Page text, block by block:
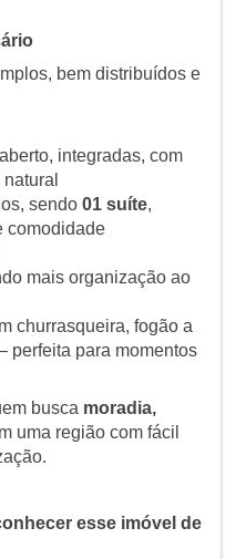
bem distribuídos e
integradas, com
sendo 01 suíte,
comodidade
mais organização ao
churrasqueira, fogão a
perfeita para momentos
busca moradia,
uma região com fácil
esse imóvel de